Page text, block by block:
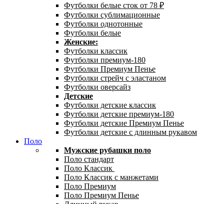
Футболки белые сток от 78 ₽
Футболки сублимационные
Футболки однотонные
Футболки белые
Женские:
Футболки классик
Футболки премиум-180
Футболки Премиум Пенье
Футболки стрейч с эластаном
Футболки оверсайз
Детские
Футболки детские классик
Футболки детские премиум-180
Футболки детские Премиум Пенье
Футболки детские с длинным рукавом
Поло
Мужские рубашки поло
Поло стандарт
Поло Классик
Поло Классик с манжетами
Поло Премиум
Поло Премиум Пенье